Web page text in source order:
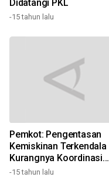
Didatangi PKL
-15 tahun lalu
Pemkot: Pengentasan
Kemiskinan Terkendala
Kurangnya Koordinasi
Antar-Instansi
-15 tahun lalu